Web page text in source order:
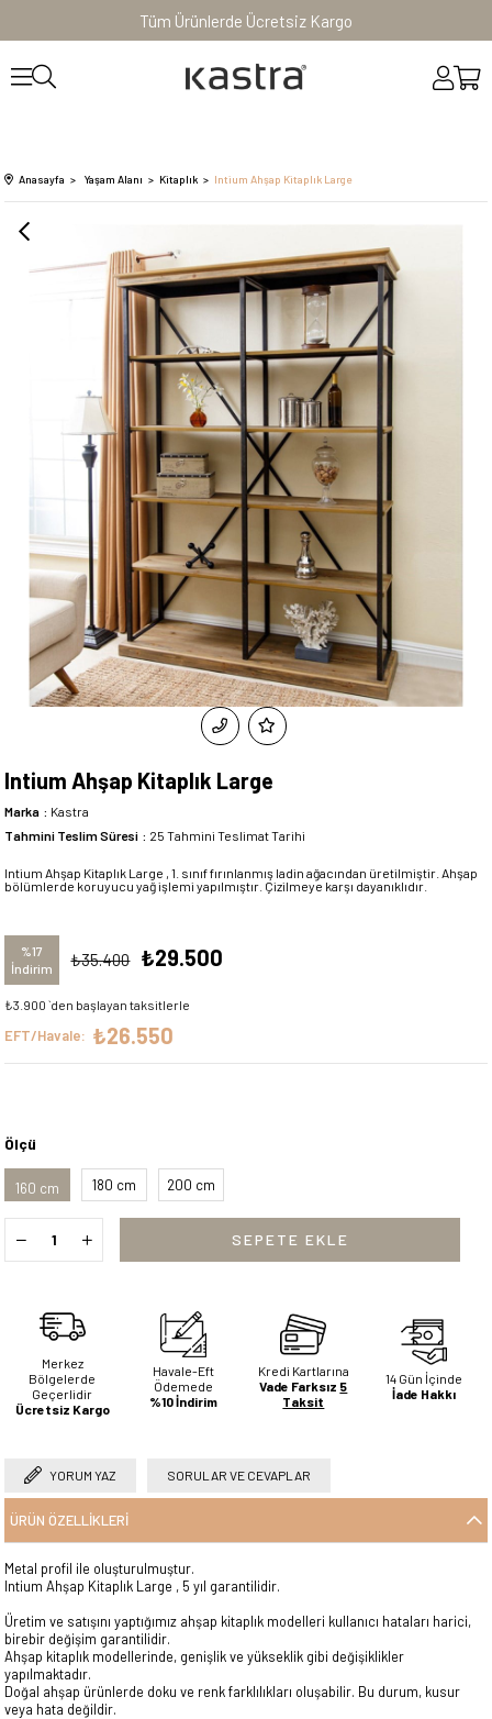
Tüm Ürünlerde Ücretsiz Kargo
Anasayfa Yaşam Alanı Kitaplık Intium Ahşap Kitaplık Large
Intium Ahşap Kitaplık Large
Marka : Kastra
Tahmini Teslim Süresi : 25 Tahmini Teslimat Tarihi
Intium Ahşap Kitaplık Large , 1. sınıf fırınlanmış ladin ağacından üretilmiştir. Ahşap
bölümlerde koruyucu yağ işlemi yapılmıştır. Çizilmeye karşı dayanıklıdır.
%17
İndirim
₺35.400 ₺29.500
₺3.900 `den başlayan taksitlerle
EFT/Havale: ₺26.550
Ölçü
160 cm 180 cm 200 cm
Merkez
Bölgelerde
Geçerlidir
Ücretsiz Kargo
Havale-Eft
Ödemede
%10 İndirim
Kredi Kartlarına
Vade Farksız 5
Taksit
14 Gün İçinde
İade Hakkı
YORUM YAZ SORULAR VE CEVAPLAR
ÜRÜN ÖZELLIKLERI
Metal profil ile oluşturulmuştur.
Intium Ahşap Kitaplık Large , 5 yıl garantilidir.
Üretim ve satışını yaptığımız ahşap kitaplık modelleri kullanıcı hataları harici,
birebir değişim garantilidir.
Ahşap kitaplık modellerinde, genişlik ve yükseklik gibi değişiklikler
yapılmaktadır.
Doğal ahşap ürünlerde doku ve renk farklılıkları oluşabilir. Bu durum, kusur
veya hata değildir.